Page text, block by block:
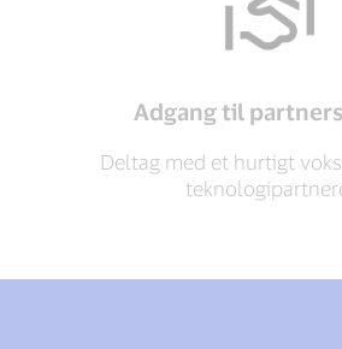
Adgang til
Deltag med et hurtigt